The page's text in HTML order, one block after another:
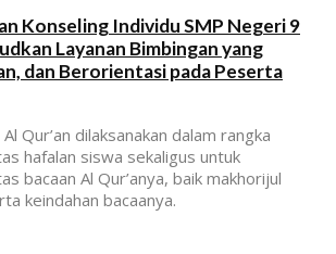
Konseling Individu SMP Negeri 9
Layanan Bimbingan yang
dan Berorientasi pada Peserta
Qur’an dilaksanakan dalam rangka
hafalan siswa sekaligus untuk
bacaan Al Qur’anya, baik makhorijul
keindahan bacaanya.